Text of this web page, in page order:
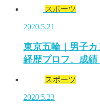
スポーツ
2020.5.21
東京五輪｜男子
経歴プロフ、成
スポーツ
2020.5.23